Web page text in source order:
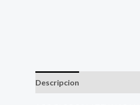
Descripcion